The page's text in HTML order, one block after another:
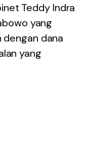
Teddy Indra
yang
dana
yang